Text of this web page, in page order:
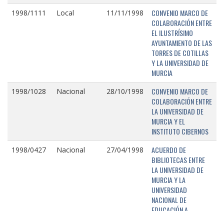
1998/1111 Local 11/11/1998
CONVENIO MARCO DE
COLABORACIÓN ENTRE
EL ILUSTRÍSIMO
AYUNTAMIENTO DE LAS
TORRES DE COTILLAS
Y LA UNIVERSIDAD DE
MURCIA
1998/1028 Nacional 28/10/1998
CONVENIO MARCO DE
COLABORACIÓN ENTRE
LA UNIVERSIDAD DE
MURCIA Y EL
INSTITUTO CIBERNOS
1998/0427 Nacional 27/04/1998
ACUERDO DE
BIBLIOTECAS ENTRE
LA UNIVERSIDAD DE
MURCIA Y LA
UNIVERSIDAD
NACIONAL DE